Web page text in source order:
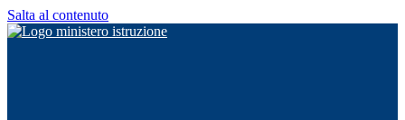
Salta al contenuto